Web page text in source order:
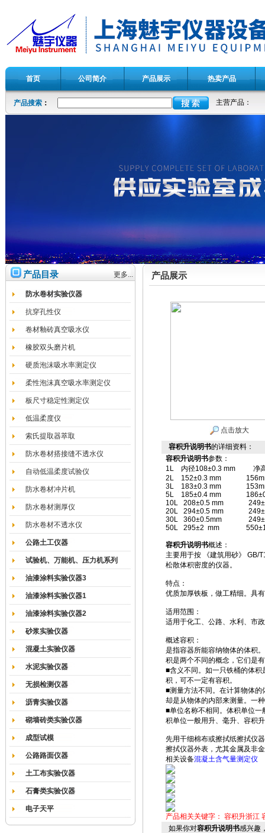
首页 公司简介 产品展示 热卖产品
产品搜索 ： 主营产品：
产品目录 更多...
防水卷材实验仪器
抗穿孔性仪
卷材釉砖真空吸水仪
橡胶双头磨片机
硬质泡沫吸水率测定仪
柔性泡沫真空吸水率测定仪
板尺寸稳定性测定仪
低温柔度仪
索氏提取器萃取
防水卷材搭接缝不透水仪
自动低温柔度试验仪
防水卷材冲片机
防水卷材测厚仪
防水卷材不透水仪
公路土工仪器
试验机、万能机、压力机系列
油漆涂料实验仪器3
油漆涂料实验仪器1
油漆涂料实验仪器2
砂浆实验仪器
混凝土实验仪器
水泥实验仪器
无损检测仪器
沥青实验仪器
砌墙砖类实验仪器
成型试模
公路路面仪器
土工布实验仪器
石膏类实验仪器
电子天平
产品展示
点击放大
容积升说明书的详细资料：
容积升说明书参数：
1L 内径108±0.3 mm 净
2L 152±0.3 mm
3L 183±0.3 mm
5L 185±0.4 mm
10L 208±0.5 mm
20L 294±0.5 mm
30L 360±0.5mm
50L 295±2 mm
容积升说明书概述：
主要用于按 《建筑用砂》 GB/
松散体积密度的仪器。
特点：
优质加厚铁板，做工精细。具
适用范围：
适用于化工、公路、水利、市
概述容积：
是指容器所能容纳物体的体积
积是两个不同的概念，它们是
■含义不同。如一只铁桶的体
积，可不一定有容积。
■测量方法不同。在计算物体
却是从物体的内部来测量。一
■单位名称不相同。体积单位
积单位一般用升、毫升、容积
先用干细棉布或擦拭纸擦拭仪
擦拭仪器外表，尤其金属及非
相关设备混凝土含气量测定仪
产品相关关键字： 容积升浙江
如果你对容积升说明书感兴趣